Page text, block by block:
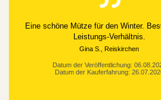
Alles gut geklappt
Datum der Kauferfahrung: 21.07.2026